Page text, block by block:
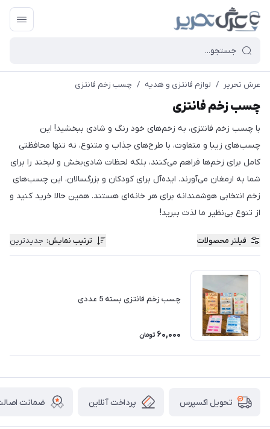
عرش تحریر / لوازم فانتزی و هدیه / چسب زخم فانتزی
چسب زخم فانتزی
با چسب زخم فانتزی، به زخم‌های خود رنگ و شادی ببخشید! این
چسب‌های زیبا و متفاوت، با طرح‌های جذاب و متنوع، نه تنها محافظتی
کامل برای زخم‌ها فراهم می‌کنند، بلکه لحظات شادی‌بخش و لبخند را برای
شما به ارمغان می‌آورند. ایده‌آل برای کودکان و بزرگسالان، این چسب‌های
زخم انتخابی هوشمندانه برای هر خانه‌ای هستند. همین حالا خرید کنید و
از تنوع بی‌نظیر ما لذت ببرید!
فیلتر محصولات ترتیب نمایش: جدیدترین
چسب زخم فانتزی بسته 5 عددی
60,000 تومان
تحویل اکسپرس پرداخت آنلاین ضمانت